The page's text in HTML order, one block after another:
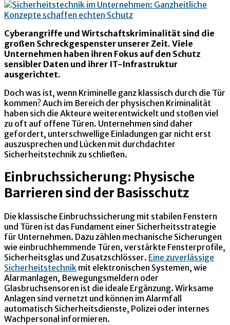
Cyberangriffe und Wirtschaftskriminalität sind die
großen Schreckgespenster unserer Zeit. Viele
Unternehmen haben ihren Fokus auf den Schutz
sensibler Daten und ihrer IT-Infrastruktur
ausgerichtet.
Doch was ist, wenn Kriminelle ganz klassisch durch die Tür
kommen? Auch im Bereich der physischen Kriminalität
haben sich die Akteure weiterentwickelt und stoßen viel
zu oft auf offene Türen. Unternehmen sind daher
gefordert, unterschwellige Einladungen gar nicht erst
auszusprechen und Lücken mit durchdachter
Sicherheitstechnik zu schließen.
Einbruchssicherung: Physische
Barrieren sind der Basisschutz
Die klassische Einbruchssicherung mit stabilen Fenstern
und Türen ist das Fundament einer Sicherheitsstrategie
für Unternehmen. Dazu zählen mechanische Sicherungen
wie einbruchhemmende Türen, verstärkte Fensterprofile,
Sicherheitsglas und Zusatzschlösser. Eine zuverlässige
Sicherheitstechnik mit elektronischen Systemen, wie
Alarmanlagen, Bewegungsmeldern oder
Glasbruchsensoren ist die ideale Ergänzung. Wirksame
Anlagen sind vernetzt und können im Alarmfall
automatisch Sicherheitsdienste, Polizei oder internes
Wachpersonal informieren.